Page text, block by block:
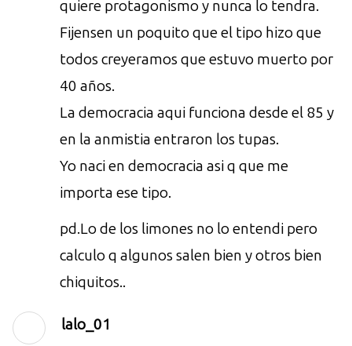
quiere protagonismo y nunca lo tendra.
Fijensen un poquito que el tipo hizo que
todos creyeramos que estuvo muerto por
40 años.
La democracia aqui funciona desde el 85 y
en la anmistia entraron los tupas.
Yo naci en democracia asi q que me
importa ese tipo.
pd.Lo de los limones no lo entendi pero
calculo q algunos salen bien y otros bien
chiquitos..
lalo_01